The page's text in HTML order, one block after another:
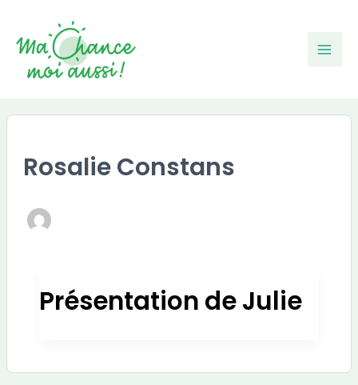
contenu
Rosalie Constans
Présentation de Julie